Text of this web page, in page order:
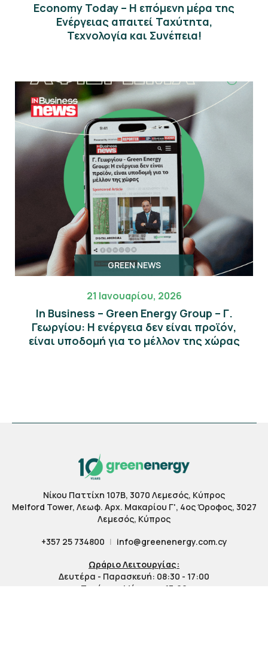
Economy Today – Η επόμενη μέρα της
Eνέργειας απαιτεί Ταχύτητα,
Τεχνολογία και Συνέπεια!
GREEN NEWS
21 Ιανουαρίου, 2026
In Business – Green Energy Group – Γ.
Γεωργίου: Η ενέργεια δεν είναι προϊόν,
είναι υποδομή για το μέλλον της χώρας
Νίκου Παττίχη 107Β, 3070 Λεμεσός, Κύπρος
Melford Tower, Λεωφ. Αρχ. Μακαρίου Γ', 4ος Όροφος, 3027
Λεμεσός, Κύπρος
+357 25 734800 | info@greenenergy.com.cy
Ωράριο Λειτουργίας:
Δευτέρα - Παρασκευή: 08:30 - 17:00
Τετάρτη: Μέχρι τις 13:00